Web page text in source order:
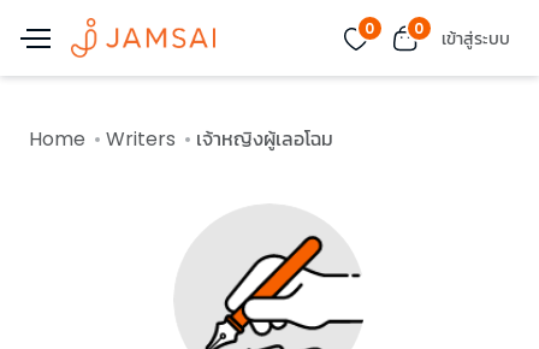
0 0 เข้าสู่ระบบ
Home Writers เจ้าหญิงผู้เลอโฉม